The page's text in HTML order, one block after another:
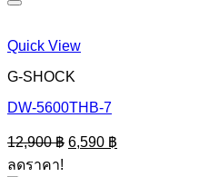
Quick View
G-SHOCK
DW-5600THB-7
12,900฿ Original
price
6,590 ฿
price
ลดราคา!